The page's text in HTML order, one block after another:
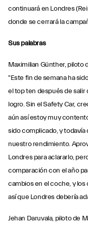
continuará en Londres
donde se cerrará la
Sus palabras
Maximilian Günther, piloto
"Este fin de semana ha
el top ten después de salir
logro. Sin el Safety Car,
aún así estoy muy
sido complicado, y
nuestro rendimiento.
Londres para aclararlo,
comparación con el año
cambios en el coche, y
así que Londres debería
Jehan Daruvala, piloto de